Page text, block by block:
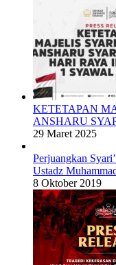
KETETAPAN
ANSHARU
29 Maret 2025
Perjuangkan
Ustadz
8 Oktober 2019